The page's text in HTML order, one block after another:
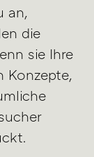
an,
die
sie Ihre
Konzepte,